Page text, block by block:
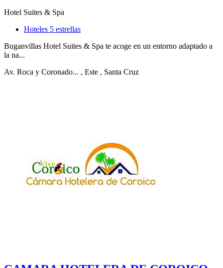
Hotel Suites & Spa
Hoteles 5 estrellas
Buganvillas Hotel Suites & Spa te acoge en un entorno adaptado a
la na...
Av. Roca y Coronado... , Este , Santa Cruz